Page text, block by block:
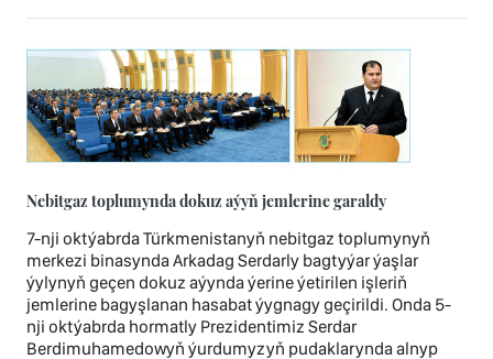
Nebitgaz toplumynda dokuz aýyň jemlerine garaldy
7-nji oktýabrda Türkmenistanyň nebitgaz toplumynyň
merkezi binasynda Arkadag Serdarly bagtyýar ýaşlar
ýylynyň geçen dokuz aýynda ýerine ýetirilen işleriň
jemlerine bagyşlanan hasabat ýygnagy geçirildi. Onda 5-
nji oktýabrda hormatly Prezidentimiz Serdar
Berdimuhamedowyň ýurdumyzyň pudaklarynda alnyp